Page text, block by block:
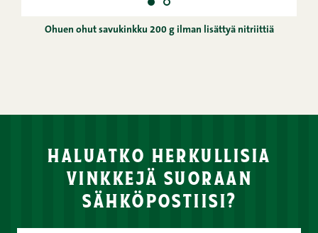
Ohuen ohut savukinkku 200 g ilman lisättyä nitriittiä
haluatko herkullisia
vinkkejä suoraan
sähköpostiisi?